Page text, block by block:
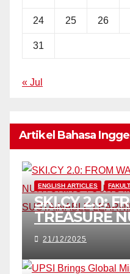
24 25 26
31
« Jul
Artikel Bahasa
ENGLISH ARTICLES
SKI.CY 2.0:
TREASURE
MINDS
21/12/2025